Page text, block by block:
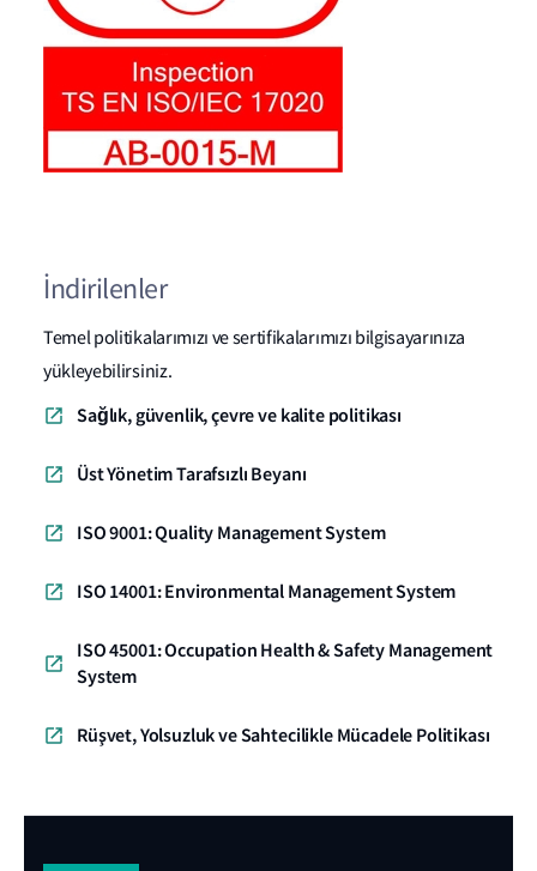
İndirilenler
Temel politikalarımızı ve sertifikalarımızı bilgisayarınıza
yükleyebilirsiniz.
Sağlık, güvenlik, çevre ve kalite politikası
Üst Yönetim Tarafsızlı Beyanı
ISO 9001: Quality Management System
ISO 14001: Environmental Management System
ISO 45001: Occupation Health & Safety Management
System
Rüşvet, Yolsuzluk ve Sahtecilikle Mücadele Politikası